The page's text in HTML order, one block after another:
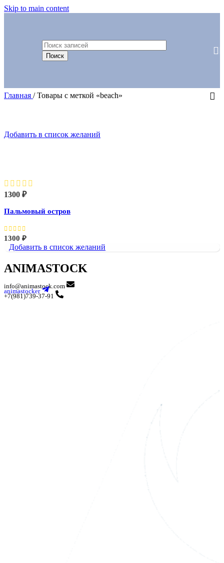
Skip to main content
Поиск
Главная / Товары с меткой «beach»
Добавить в список желаний
1300 ₽
Пальмовый остров
1300 ₽
Добавить в список желаний
ANIMASTOCK
info@animastock.com
animastocker
+7(981)739-37-91